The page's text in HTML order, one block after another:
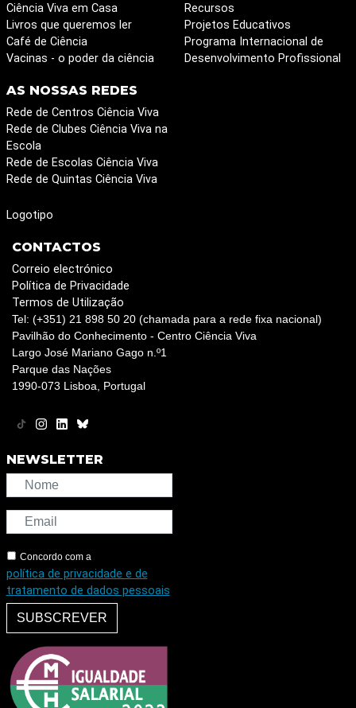
Ciência Viva em Casa
Livros que queremos ler
Café de Ciência
Vacinas - o poder da ciência
Recursos
Projetos Educativos
Programa Internacional de
Desenvolvimento Profissional
AS NOSSAS REDES
Rede de Centros Ciência Viva
Rede de Clubes Ciência Viva na
Escola
Rede de Escolas Ciência Viva
Rede de Quintas Ciência Viva
Logotipo
CONTACTOS
Correio electrónico
Política de Privacidade
Termos de Utilização
Tel: (+351) 21 898 50 20 (chamada para a rede fixa nacional)
Pavilhão do Conhecimento - Centro Ciência Viva
Largo José Mariano Gago n.º1
Parque das Nações
1990-073 Lisboa, Portugal
NEWSLETTER
Concordo com a
política de privacidade e de
tratamento de dados pessoais
SUBSCREVER